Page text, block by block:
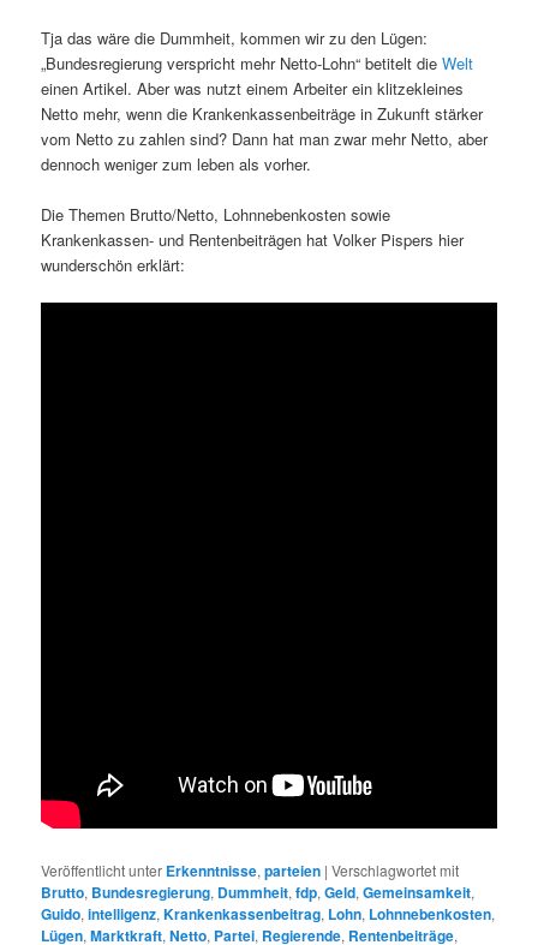
Tja das wäre die Dummheit, kommen wir zu den Lügen:
„Bundesregierung verspricht mehr Netto-Lohn“ betitelt dieWelt
einen Artikel. Aber was nutzt einem Arbeiter ein klitzekleines
Netto mehr, wenn die Krankenkassenbeiträge in Zukunft stärker
vom Netto zu zahlen sind? Dann hat man zwar mehr Netto, aber
dennoch weniger zum leben als vorher.
Die Themen Brutto/Netto, Lohnnebenkosten sowie
Krankenkassen- und Rentenbeiträgen hat Volker Pispers hier
wunderschön erklärt:
Veröffentlicht unter Erkenntnisse,parteien |Verschlagwortet mit
Brutto, Bundesregierung, Dummheit,fdp,Geld,Gemeinsamkeit,
Guido,intelligenz,Krankenkassenbeitrag, Lohn, Lohnnebenkosten,
Lügen,Marktkraft,Netto, Partei, Regierende, Rentenbeiträge,